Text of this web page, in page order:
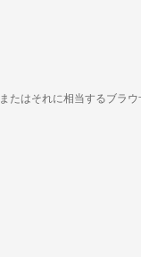
たはそれに相当するブラウ